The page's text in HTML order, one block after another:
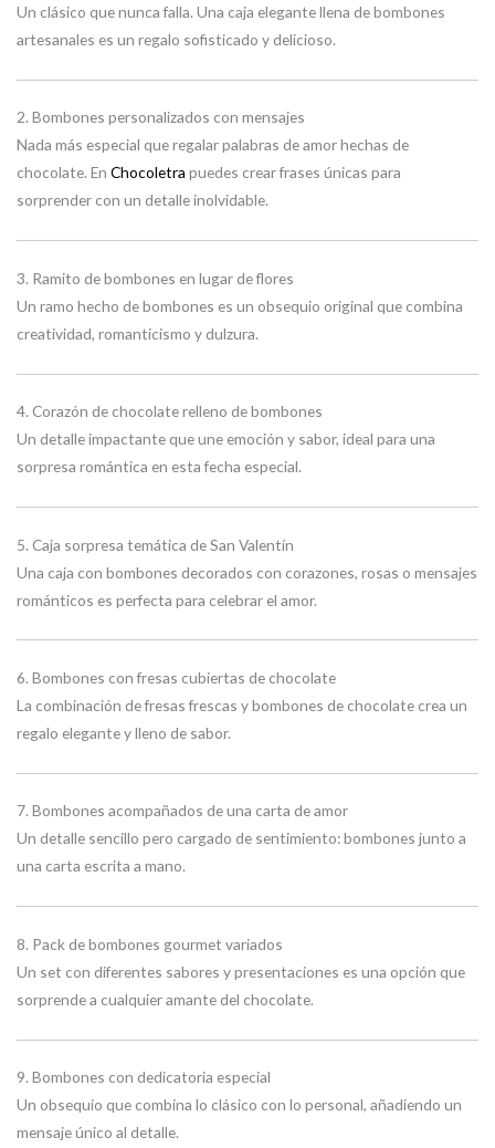
Un clásico que nunca falla. Una caja elegante llena de bombones
artesanales es un regalo sofisticado y delicioso.
2. Bombones personalizados con mensajes
Nada más especial que regalar palabras de amor hechas de
chocolate. En Chocoletra puedes crear frases únicas para
sorprender con un detalle inolvidable.
3. Ramito de bombones en lugar de flores
Un ramo hecho de bombones es un obsequio original que combina
creatividad, romanticismo y dulzura.
4. Corazón de chocolate relleno de bombones
Un detalle impactante que une emoción y sabor, ideal para una
sorpresa romántica en esta fecha especial.
5. Caja sorpresa temática de San Valentín
Una caja con bombones decorados con corazones, rosas o mensajes
románticos es perfecta para celebrar el amor.
6. Bombones con fresas cubiertas de chocolate
La combinación de fresas frescas y bombones de chocolate crea un
regalo elegante y lleno de sabor.
7. Bombones acompañados de una carta de amor
Un detalle sencillo pero cargado de sentimiento: bombones junto a
una carta escrita a mano.
8. Pack de bombones gourmet variados
Un set con diferentes sabores y presentaciones es una opción que
sorprende a cualquier amante del chocolate.
9. Bombones con dedicatoria especial
Un obsequio que combina lo clásico con lo personal, añadiendo un
mensaje único al detalle.